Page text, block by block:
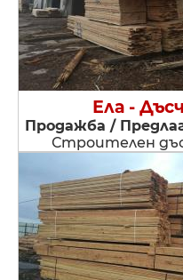
Ела -
Продажба /
Строителен